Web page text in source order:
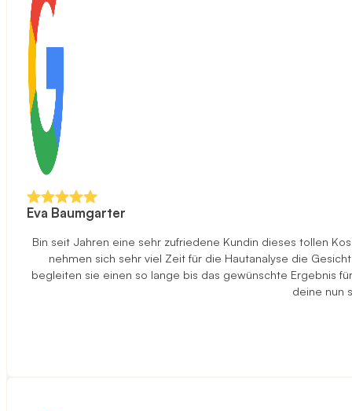
Eva Baumgarter
Bin seit Jahren eine sehr zufriedene Kundin dieses tollen
nehmen sich sehr viel Zeit für die Hautanalyse die
begleiten sie einen so lange bis das gewünschte Ergebnis
deine nun